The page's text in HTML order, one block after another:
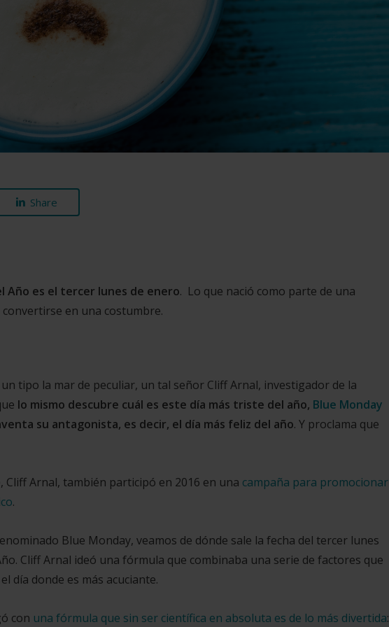
Share
Año es el tercer lunes de enero. Lo que nació como parte de una
en una costumbre.
tipo la mar de peculiar, un tal señor Cliff Arnal, investigador de la
lo mismo descubre cuál es este día más triste del año, Blue Monday
su antagonista, es decir, el día más feliz del año. Y proclama que
Arnal, también participó en 2016 en una campaña para promocionar
.
Blue Monday, veamos de dónde sale la fecha del tercer lunes
Cliff Arnal ideó una fórmula que combinaba una serie de factores que
día donde es más acuciante.
con una fórmula que sin ser científica en absoluta es de lo más divertida: